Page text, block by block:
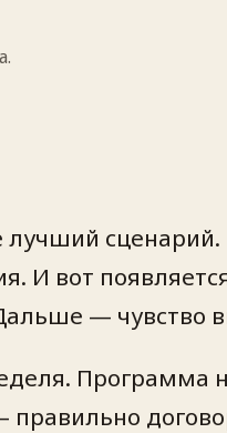
И вот
— чувство
Программа
правильно